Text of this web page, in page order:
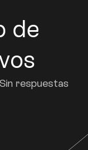
de
Sin respuestas